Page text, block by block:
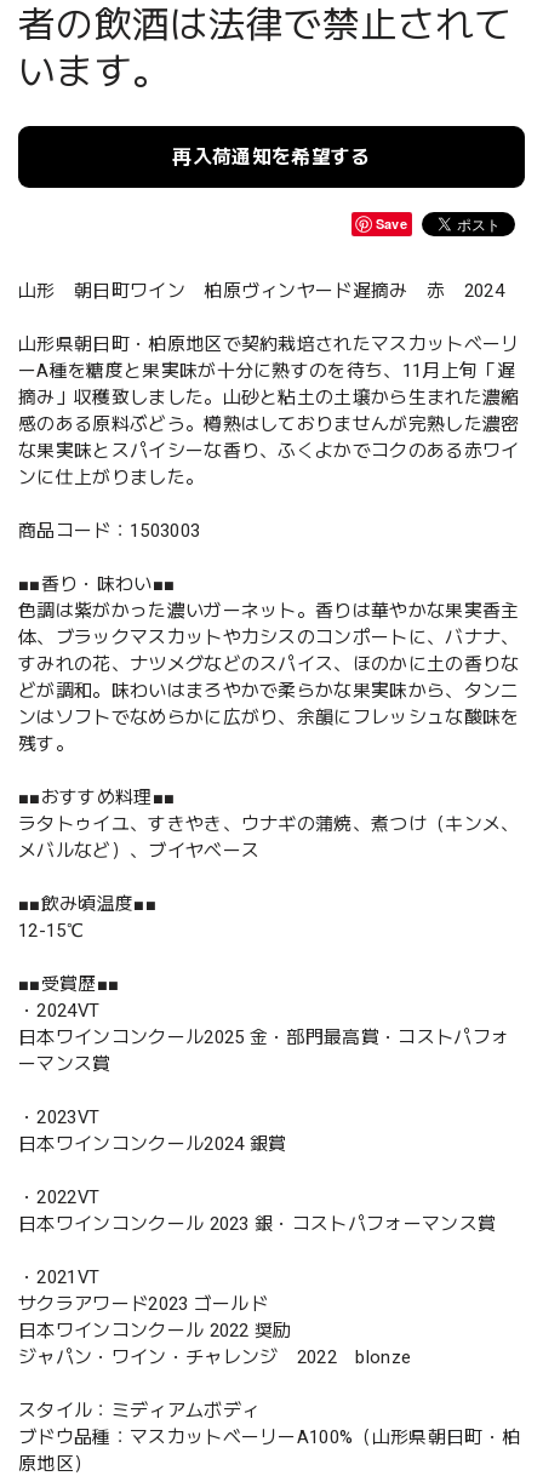
者の飲酒は法律で禁止されて
います。
再入荷通知を希望する
Save
山形 朝日町ワイン 柏原ヴィンヤード遅摘み 赤 2024
山形県朝日町・柏原地区で契約栽培されたマスカットベーリ
ーA種を糖度と果実味が十分に熟すのを待ち、11月上旬「遅
摘み」収穫致しました。山砂と粘土の土壌から生まれた濃縮
感のある原料ぶどう。樽熟はしておりませんが完熟した濃密
な果実味とスパイシーな香り、ふくよかでコクのある赤ワイ
ンに仕上がりました。
商品コード：1503003
■■香り・味わい■■
色調は紫がかった濃いガーネット。香りは華やかな果実香主
体、ブラックマスカットやカシスのコンポートに、バナナ、
すみれの花、ナツメグなどのスパイス、ほのかに土の香りな
どが調和。味わいはまろやかで柔らかな果実味から、タンニ
ンはソフトでなめらかに広がり、余韻にフレッシュな酸味を
残す。
■■おすすめ料理■■
ラタトゥイユ、すきやき、ウナギの蒲焼、煮つけ（キンメ、
メバルなど）、ブイヤベース
■■飲み頃温度■■
12-15℃
■■受賞歴■■
・2024VT
日本ワインコンクール2025 金・部門最高賞・コストパフォ
ーマンス賞
・2023VT
日本ワインコンクール2024 銀賞
・2022VT
日本ワインコンクール 2023 銀・コストパフォーマンス賞
・2021VT
サクラアワード2023 ゴールド
日本ワインコンクール 2022 奨励
ジャパン・ワイン・チャレンジ 2022 blonze
スタイル：ミディアムボディ
ブドウ品種：マスカットベーリーA100%（山形県朝日町・柏
原地区）